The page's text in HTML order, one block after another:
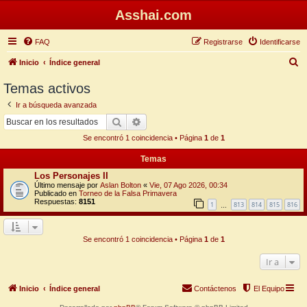
Asshai.com
FAQ Identificarse
Registrarse
Inicio Índice general
Temas activos
Ir a búsqueda avanzada
Buscar
Se encontró 1 coincidencia • Página 1de 1
Temas
Los Personajes II
Último mensaje por Aslan Bolton « Vie, 07 Ago 2026, 00:34
Publicado en Torneo de la Falsa Primavera
Respuestas: 8151 1 813 814 815 816
Se encontró 1 coincidencia • Página 1de 1
Ir a
Inicio Índice general El Equipo
Contáctenos